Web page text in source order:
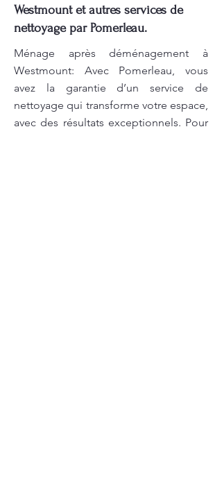
Westmount et autres services de
nettoyage par Pomerleau.
Ménage après déménagement à
Westmount: Avec Pomerleau, vous
avez la garantie d’un service de
nettoyage qui transforme votre espace,
avec des résultats exceptionnels. Pour